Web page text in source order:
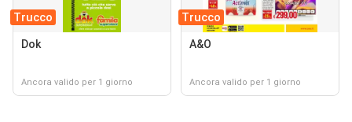
Trucco
Dok
Ancora valido per 1 giorno
Trucco
A&O
Ancora valido per 1 giorno